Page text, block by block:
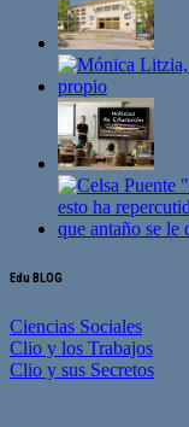
Edu BLOG
Ciencias Sociales
Clio y los Trabajos
Clio y sus Secretos